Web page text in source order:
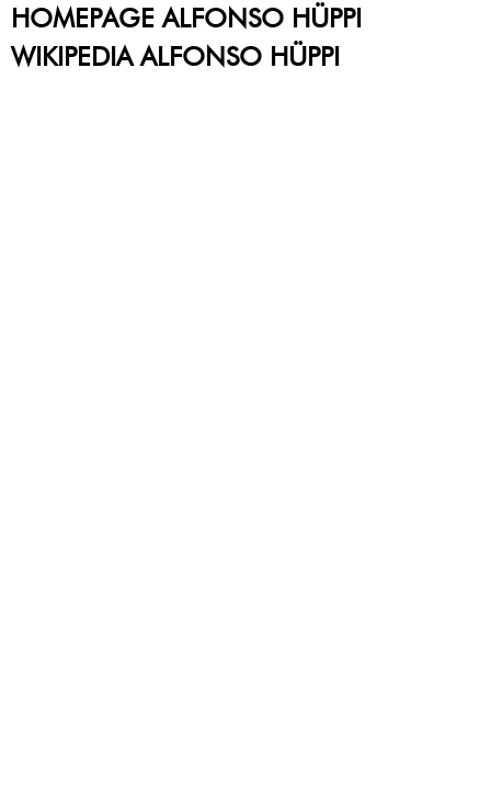
HOMEPAGE ALFONSO HÜPPI
WIKIPEDIA ALFONSO HÜPPI